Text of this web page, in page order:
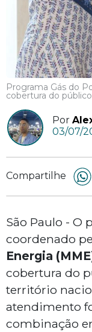
Programa Gás do
cobertura do
Por
03/07/
Compartilhe
São Paulo - O
coordenado
Energia
cobertura do
território
atendimento
combinação